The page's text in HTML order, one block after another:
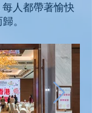
人都帶著愉快
。